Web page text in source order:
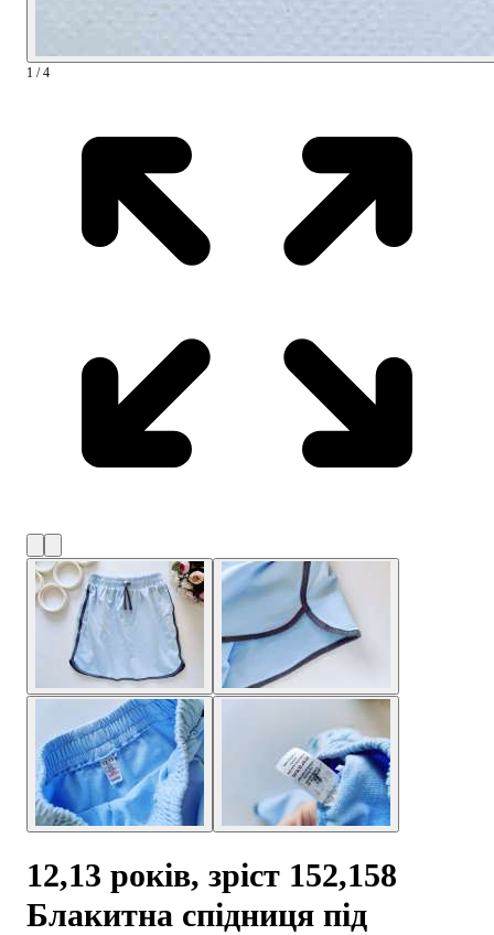
1 / 4
12,13 років, зріст 152,158
Блакитна спідниця під